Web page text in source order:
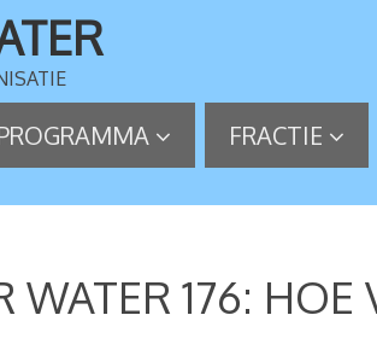
FRACTIE
WATER 176: HOE